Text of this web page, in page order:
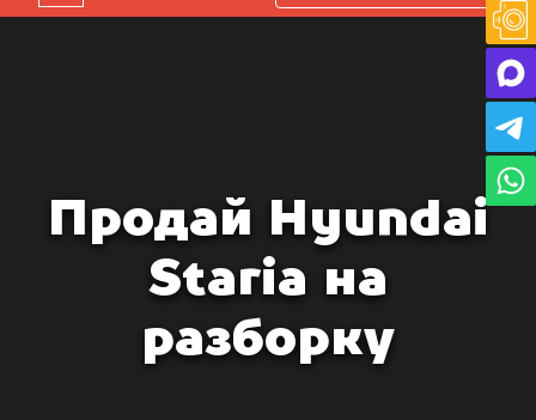
Продай Hyundai
Staria на
разборку